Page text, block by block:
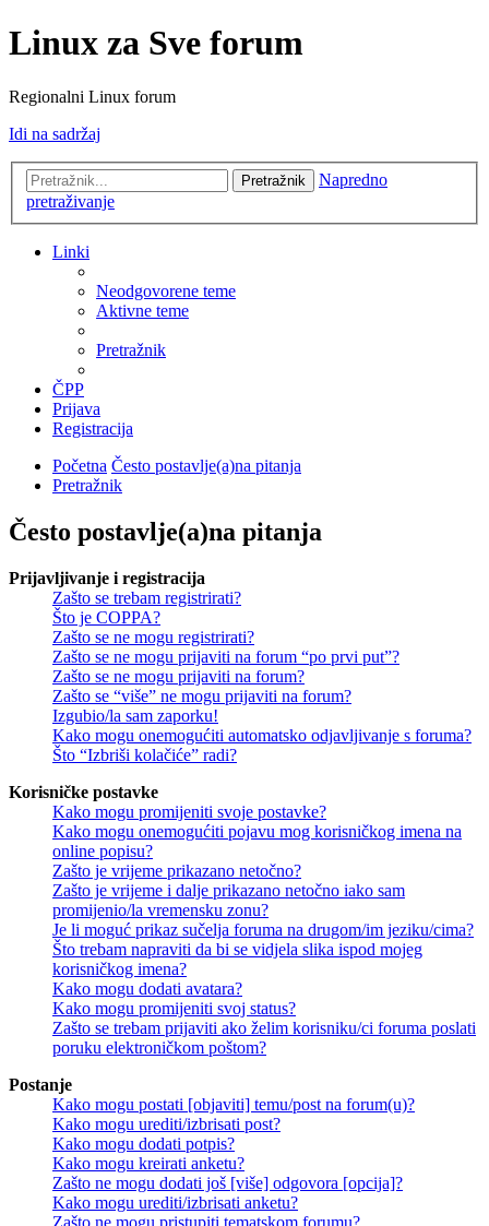
Linux za Sve forum
Regionalni Linux forum
Idi na sadržaj
Pretražnik
Napredno
pretraživanje
Linki
Neodgovorene teme
Aktivne teme
Pretražnik
ČPP
Prijava
Registracija
Početna Često postavlje(a)na pitanja
Pretražnik
Često postavlje(a)na pitanja
Prijavljivanje i registracija
Zašto se trebam registrirati?
Što je COPPA?
Zašto se ne mogu registrirati?
Zašto se ne mogu prijaviti na forum “po prvi put”?
Zašto se ne mogu prijaviti na forum?
Zašto se “više” ne mogu prijaviti na forum?
Izgubio/la sam zaporku!
Kako mogu onemogućiti automatsko odjavljivanje s foruma?
Što “Izbriši kolačiće” radi?
Korisničke postavke
Kako mogu promijeniti svoje postavke?
Kako mogu onemogućiti pojavu mog korisničkog imena na
online popisu?
Zašto je vrijeme prikazano netočno?
Zašto je vrijeme i dalje prikazano netočno iako sam
promijenio/la vremensku zonu?
Je li moguć prikaz sučelja foruma na drugom/im jeziku/cima?
Što trebam napraviti da bi se vidjela slika ispod mojeg
korisničkog imena?
Kako mogu dodati avatara?
Kako mogu promijeniti svoj status?
Zašto se trebam prijaviti ako želim korisniku/ci foruma poslati
poruku elektroničkom poštom?
Postanje
Kako mogu postati [objaviti] temu/post na forum(u)?
Kako mogu urediti/izbrisati post?
Kako mogu dodati potpis?
Kako mogu kreirati anketu?
Zašto ne mogu dodati još [više] odgovora [opcija]?
Kako mogu urediti/izbrisati anketu?